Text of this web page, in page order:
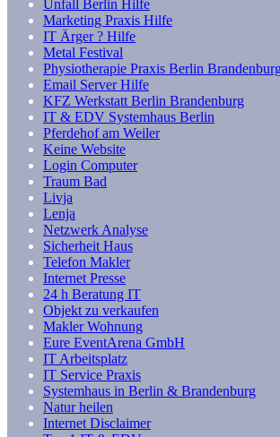
Unfall Berlin Hilfe
Marketing Praxis Hilfe
IT Ärger ? Hilfe
Metal Festival
Physiotherapie Praxis Berlin
Email Server Hilfe
KFZ Werkstatt Berlin Brandenburg
IT & EDV Systemhaus Berlin
Pferdehof am Weiler
Keine Website
Login Computer
Traum Bad
Livja
Lenja
Netzwerk Analyse
Sicherheit Haus
Telefon Makler
Internet Presse
24 h Beratung IT
Objekt zu verkaufen
Makler Wohnung
Eure EventArena GmbH
IT Arbeitsplatz
IT Service Praxis
Systemhaus in Berlin & Brandenburg
Natur heilen
Internet Disclaimer